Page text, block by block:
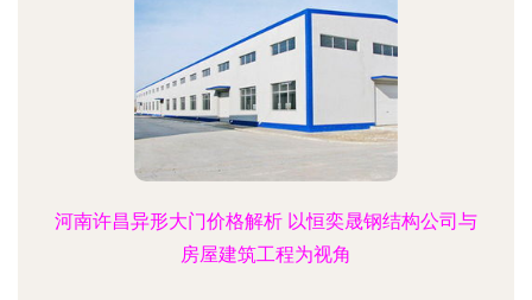
河南许昌异形大门价格解析 以恒奕晟钢结构公司与
房屋建筑工程为视角